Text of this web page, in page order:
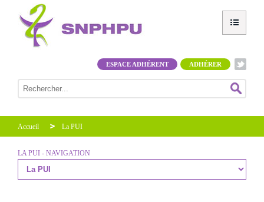
ADHÉRER
ESPACE ADHÉRENT
Accueil La PUI
LA PUI - NAVIGATION